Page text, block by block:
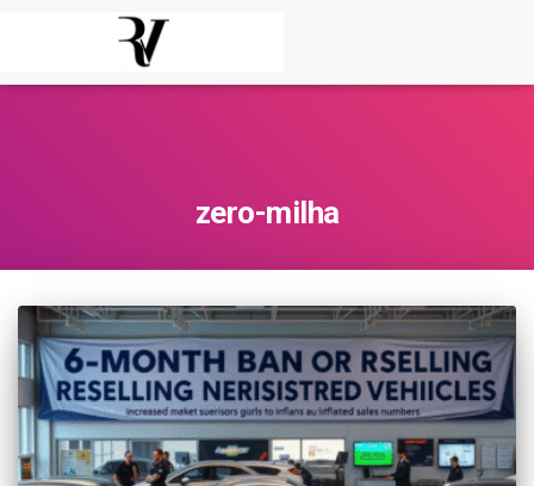
zero-milha